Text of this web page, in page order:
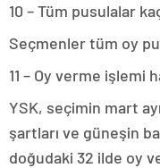
10 – Tüm pusulalar
Seçmenler tüm oy
11 – Oy verme işlemi
YSK, seçimin mart
şartları ve güneşin
doğudaki 32 ilde oy